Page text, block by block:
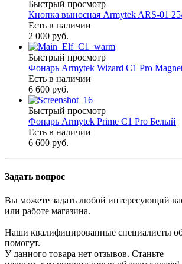
Быстрый просмотр
Кнопка выносная Armytek ARS-01
Есть в наличии
2 000 руб.
Быстрый просмотр
Фонарь Armytek Wizard C1 Pro
Есть в наличии
6 600 руб.
Быстрый просмотр
Фонарь Armytek Prime C1 Pro Белый
Есть в наличии
6 600 руб.
Задать вопрос
Вы можете задать любой интересующий
или работе магазина.
Наши квалифицированные специалисты
помогут.
У данного товара нет отзывов. Станьте